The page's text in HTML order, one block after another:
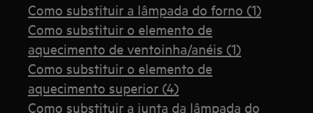
Como substituir a lâmpada do forno (1)
Como substituir o elemento de
aquecimento de ventoinha/anéis (1)
Como substituir o elemento de
aquecimento superior (4)
Como substituir a junta da lâmpada do